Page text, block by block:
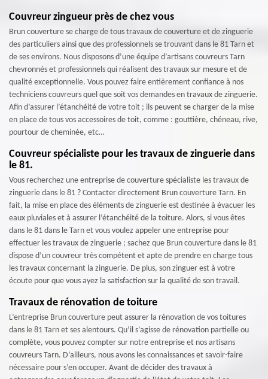
Couvreur zingueur près de chez vous
Brun couverture se charge de tous travaux de couverture et de zinguerie
des particuliers ainsi que des professionnels se trouvant dans le 81 Tarn et
de ses environs. Nous disposons d’une équipe d’artisans couvreurs Tarn
chevronnés et professionnels qui réalisent des travaux sur mesure et de
qualité exceptionnelle. Vous pouvez faire entièrement confiance à nos
techniciens couvreurs quel que soit vos demandes en travaux de zinguerie.
Afin d’assurer l’étanchéité de votre toit ; ils peuvent se charger de la mise
en place de tous vos accessoires de toit, comme : gouttière, chéneau, rive,
pourtour de cheminée, etc…
Couvreur spécialiste pour les travaux de zinguerie dans
le 81.
Vous recherchez une entreprise de couverture spécialiste les travaux de
zinguerie dans le 81 ? Contacter directement Brun couverture Tarn. En
fait, la mise en place des éléments de zinguerie est destinée à évacuer les
eaux pluviales et à assurer l’étanchéité de la toiture. Alors, si vous êtes
dans le 81 dans le Tarn et vous voulez appeler une entreprise pour
effectuer les travaux de zinguerie ; sachez que Brun couverture dans le 81
dispose d’un couvreur très compétent et apte de prendre en charge tous
les travaux concernant la zinguerie. De plus, son zinguer est à votre
écoute pour que vous ayez la satisfaction sur la qualité de son travail.
Travaux de rénovation de toiture
L’entreprise Brun couverture peut assurer la rénovation de vos toitures
dans le 81 Tarn et ses alentours. Qu’il s’agisse de rénovation partielle ou
complète, vous pouvez compter sur notre entreprise et nos artisans
couvreurs Tarn. D’ailleurs, nous avons les connaissances et savoir-faire
nécessaire pour s’en occuper. Avant de décider des travaux à